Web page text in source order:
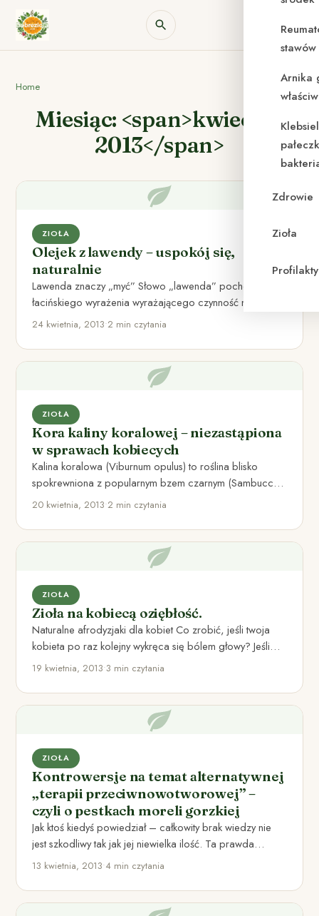
Arnika
Zdrowie
Zioła
Home
Miesiąc: <span>kwiecień
2013</span>
ZIOŁA
Olejek z lawendy – uspokój się,
naturalnie
Lawenda znaczy „myć” Słowo „lawenda” pochodzi z
łacińskiego wyrażenia wyrażającego czynność mycia.
Nie ulega wątpliwości, że Anglicy są…
24 kwietnia, 2013•2 min czytania
ZIOŁA
Kora kaliny koralowej – niezastąpiona
w sprawach kobiecych
Kalina koralowa (Viburnum opulus) to roślina blisko
spokrewniona z popularnym bzem czarnym (Sambuccus
Nigra L). Kalina symbolizuje w…
20 kwietnia, 2013•2 min czytania
ZIOŁA
Zioła na kobiecą oziębłość.
Naturalne afrodyzjaki dla kobiet Co zrobić, jeśli twoja
kobieta po raz kolejny wykręca się bólem głowy? Jeśli
chcesz…
19 kwietnia, 2013•3 min czytania
ZIOŁA
Kontrowersje na temat alternatywnej
„terapii przeciwnowotworowej” –
czyli o pestkach moreli gorzkiej
Jak ktoś kiedyś powiedział – całkowity brak wiedzy nie
jest szkodliwy tak jak jej niewielka ilość. Ta prawda…
13 kwietnia, 2013•4 min czytania